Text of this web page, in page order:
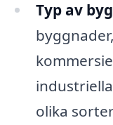
Typ av
olika